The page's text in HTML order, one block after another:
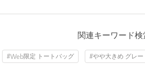
書き」、「洗濯表示」を必ずご確認くださ
り、実際の色味と異なって見える場合がご
ご了承ください。
69人が参考になったと回答
関連キーワード検
#Web限定 トートバッグ #やや大きめ グレー